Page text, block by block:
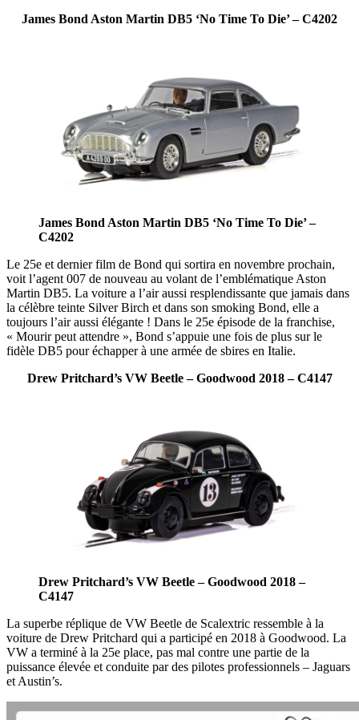
James Bond Aston Martin DB5 ‘No Time To Die’ – C4202
James Bond Aston Martin DB5 ‘No Time To Die’ –
C4202
Le 25e et dernier film de Bond qui sortira en novembre prochain,
voit l’agent 007 de nouveau au volant de l’emblématique Aston
Martin DB5. La voiture a l’air aussi resplendissante que jamais dans
la célèbre teinte Silver Birch et dans son smoking Bond, elle a
toujours l’air aussi élégante ! Dans le 25e épisode de la franchise,
« Mourir peut attendre », Bond s’appuie une fois de plus sur le
fidèle DB5 pour échapper à une armée de sbires en Italie.
Drew Pritchard’s VW Beetle – Goodwood 2018 – C4147
Drew Pritchard’s VW Beetle – Goodwood 2018 –
C4147
La superbe réplique de VW Beetle de Scalextric ressemble à la
voiture de Drew Pritchard qui a participé en 2018 à Goodwood. La
VW a terminé à la 25e place, pas mal contre une partie de la
puissance élevée et conduite par des pilotes professionnels – Jaguars
et Austin’s.